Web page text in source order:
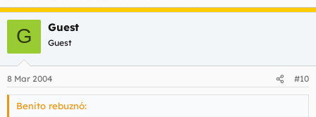
G Guest
Guest
8 Mar 2004 #10
Benito rebuznó: